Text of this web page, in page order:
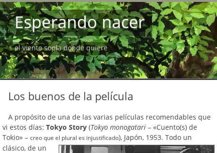
Esperando nacer
el viento sopla donde quiere
Los buenos de la película
A propósito de una de las varias películas recomendables que
vi estos días: Tokyo Story (Tokyo monogatari – «Cuento(s) de
Tokio» – creo que el plural es injustificado), Japón, 1953. Todo un
clásico, de un